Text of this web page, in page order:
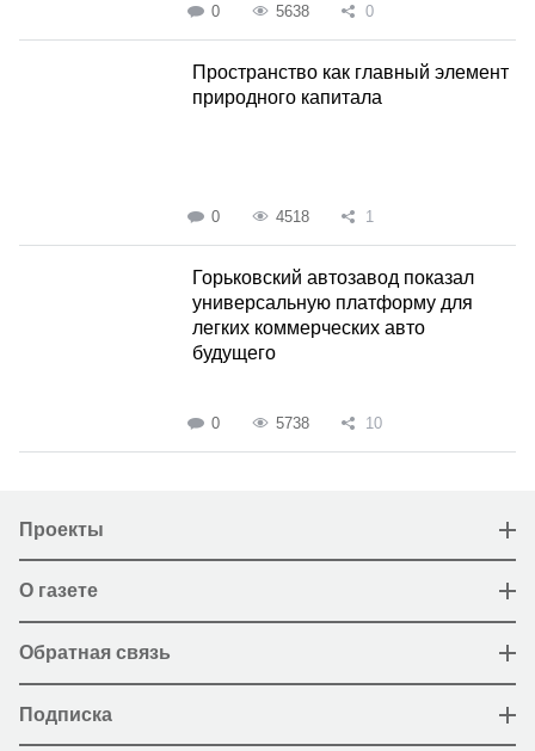
0 5638 0
Пространство как главный элемент
природного капитала
0 4518 1
Горьковский автозавод показал
универсальную платформу для
легких коммерческих авто
будущего
0 5738 10
Проекты
О газете
Обратная связь
Подписка